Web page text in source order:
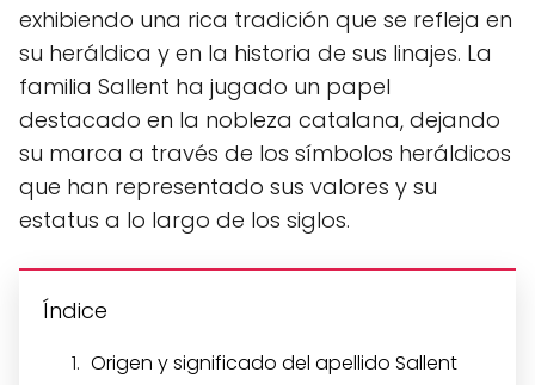
exhibiendo una rica tradición que se refleja en
su heráldica y en la historia de sus linajes. La
familia Sallent ha jugado un papel
destacado en la nobleza catalana, dejando
su marca a través de los símbolos heráldicos
que han representado sus valores y su
estatus a lo largo de los siglos.
Índice
Origen y significado del apellido Sallent